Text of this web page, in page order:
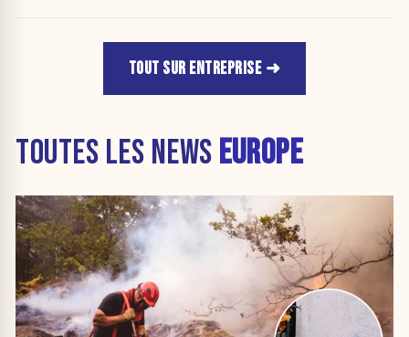
TOUT SUR ENTREPRISE
TOUTES LES NEWS EUROPE